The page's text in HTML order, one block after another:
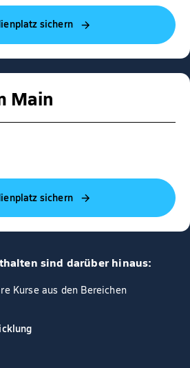
sichern
Main
sichern
sind darüber hinaus:
Kurse aus den Bereichen